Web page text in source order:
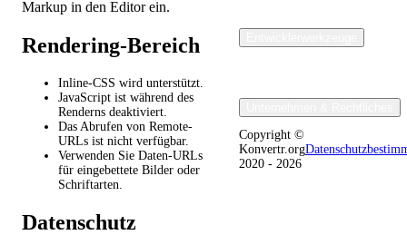
Markup in den Editor ein.
Rendering-Bereich
Inline-CSS wird unterstützt.
JavaScript ist während des
Renderns deaktiviert.
Das Abrufen von Remote-
URLs ist nicht verfügbar.
Verwenden Sie Daten-URLs
für eingebettete Bilder oder
Schriftarten.
Datenschutz
Copyright ©
Konvertr.org
2020 - 2026